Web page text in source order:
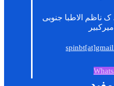
ک ناظم الاطبا جنوبی